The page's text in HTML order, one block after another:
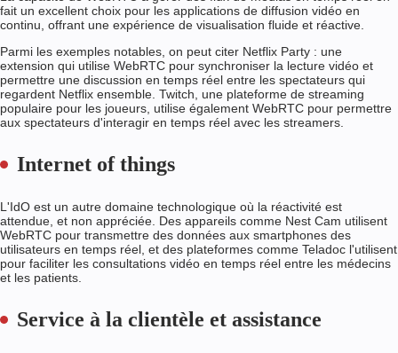
fait un excellent choix pour les applications de diffusion vidéo en
continu, offrant une expérience de visualisation fluide et réactive.
Parmi les exemples notables, on peut citer Netflix Party : une
extension qui utilise WebRTC pour synchroniser la lecture vidéo et
permettre une discussion en temps réel entre les spectateurs qui
regardent Netflix ensemble. Twitch, une plateforme de streaming
populaire pour les joueurs, utilise également WebRTC pour permettre
aux spectateurs d'interagir en temps réel avec les streamers.
Internet of things
L'IdO est un autre domaine technologique où la réactivité est
attendue, et non appréciée. Des appareils comme Nest Cam utilisent
WebRTC pour transmettre des données aux smartphones des
utilisateurs en temps réel, et des plateformes comme Teladoc l'utilisent
pour faciliter les consultations vidéo en temps réel entre les médecins
et les patients.
Service à la clientèle et assistance